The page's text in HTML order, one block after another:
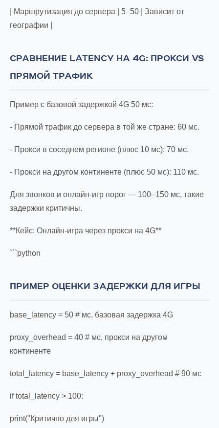
| Маршрутизация до сервера | 5–50 | Зависит от
географии |
СРАВНЕНИЕ LATENCY НА 4G: ПРОКСИ VS
ПРЯМОЙ ТРАФИК
Пример с базовой задержкой 4G 50 мс:
- Прямой трафик до сервера в той же стране: 60 мс.
- Прокси в соседнем регионе (плюс 10 мс): 70 мс.
- Прокси на другом континенте (плюс 50 мс): 110 мс.
Для звонков и онлайн-игр порог — 100–150 мс, такие
задержки критичны.
**Кейс: Онлайн-игра через прокси на 4G**
```python
ПРИМЕР ОЦЕНКИ ЗАДЕРЖКИ ДЛЯ ИГРЫ
base_latency = 50 # мс, базовая задержка 4G
proxy_overhead = 40 # мс, прокси на другом
континенте
total_latency = base_latency + proxy_overhead # 90 мс
if total_latency > 100:
print("Критично для игры")